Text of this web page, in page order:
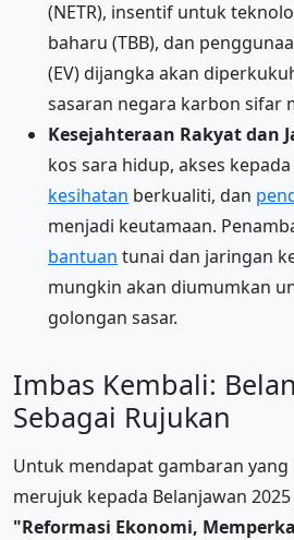
(NETR), insentif untuk
baharu (TBB), dan
(EV) dijangka akan
sasaran negara karbon sifar
Kesejahteraan Rakyat dan
kos sara hidup, akses
kesihatan berkualiti, dan
menjadi keutamaan.
bantuan tunai dan jaringan
mungkin akan diumumkan
golongan sasar.
Imbas Kembali:
Sebagai Rujukan
Untuk mendapat gambaran yang
merujuk kepada Belanjawan
"Reformasi Ekonomi,